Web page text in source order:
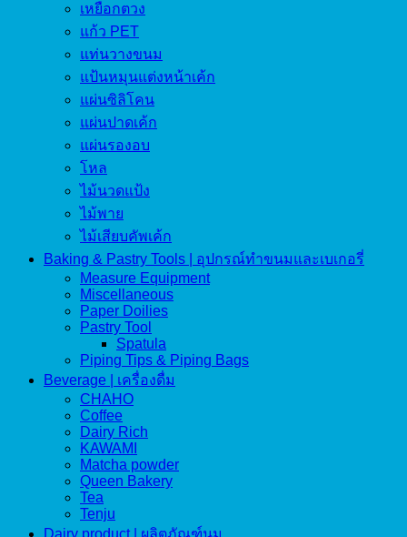
เหยือกตวง
แก้ว PET
แท่นวางขนม
แป้นหมุนแต่งหน้าเค้ก
แผ่นซิลิโคน
แผ่นปาดเค้ก
แผ่นรองอบ
โหล
ไม้นวดแป้ง
ไม้พาย
ไม้เสียบคัพเค้ก
Baking & Pastry Tools | อุปกรณ์ทำขนมและเบเกอรี่
Measure Equipment
Miscellaneous
Paper Doilies
Pastry Tool
Spatula
Piping Tips & Piping Bags
Beverage | เครื่องดื่ม
CHAHO
Coffee
Dairy Rich
KAWAMI
Matcha powder
Queen Bakery
Tea
Tenju
Dairy product | ผลิตภัณฑ์นม